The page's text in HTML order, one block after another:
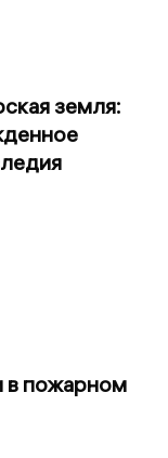
земля:
в пожарном